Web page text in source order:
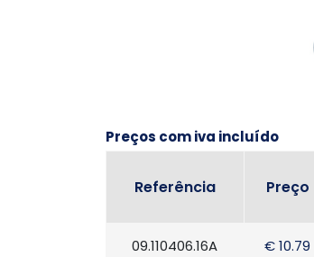
Preços com iva incluído
Referência Preço
09.110406.16A € 10.79